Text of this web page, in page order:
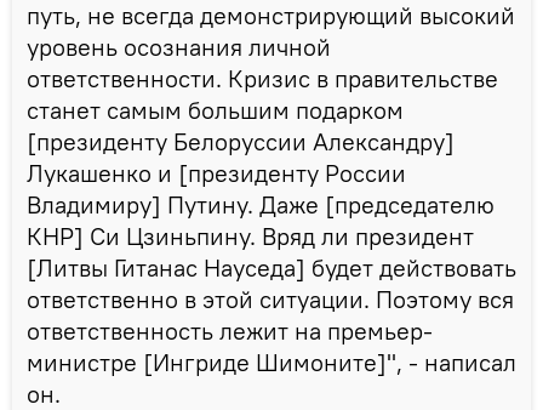
путь, не всегда демонстрирующий высокий
уровень осознания личной
ответственности. Кризис в правительстве
станет самым большим подарком
[президенту Белоруссии Александру]
Лукашенко и [президенту России
Владимиру] Путину. Даже [председателю
КНР] Си Цзиньпину. Вряд ли президент
[Литвы Гитанас Науседа] будет действовать
ответственно в этой ситуации. Поэтому вся
ответственность лежит на премьер-
министре [Ингриде Шимоните]", - написал
он.